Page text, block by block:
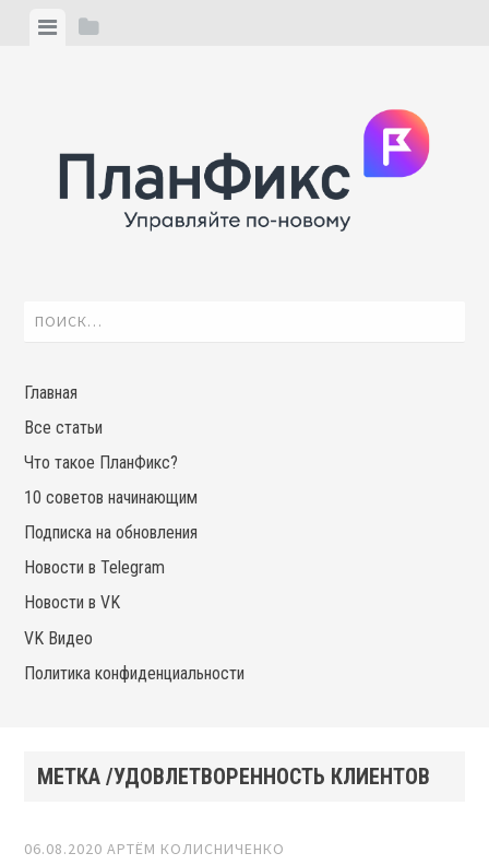
ViewView
Найти:
Главная
Все статьи
Что такое ПланФикс?
10 советов начинающим
Подписка на обновления
Новости в Telegram
Новости в VK
VK Видео
Политика конфиденциальности
МЕТКА /УДОВЛЕТВОРЕННОСТЬ КЛИЕНТОВ
06.08.2020 АРТЁМ КОЛИСНИЧЕНКО